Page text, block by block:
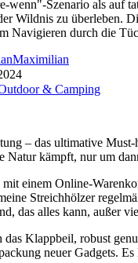
wenn"-Szenario als auf
Wildnis zu überleben.
Navigieren durch die
Maximilian
& Camping
– das ultimative
Natur kämpft, nur um
einem Online-
Streichhölzer
das alles kann, außer
das Klappbeil, robust
neuer Gadgets.